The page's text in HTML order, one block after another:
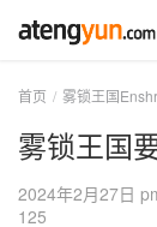
首页 雾锁王国
雾锁王国
2024年2月27日
125